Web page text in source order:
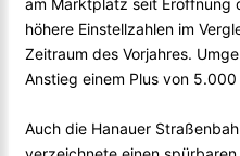
am Marktplatz seit Eröffnung
höhere Einstellzahlen im
Zeitraum des Vorjahres.
Anstieg einem Plus von
Auch die Hanauer